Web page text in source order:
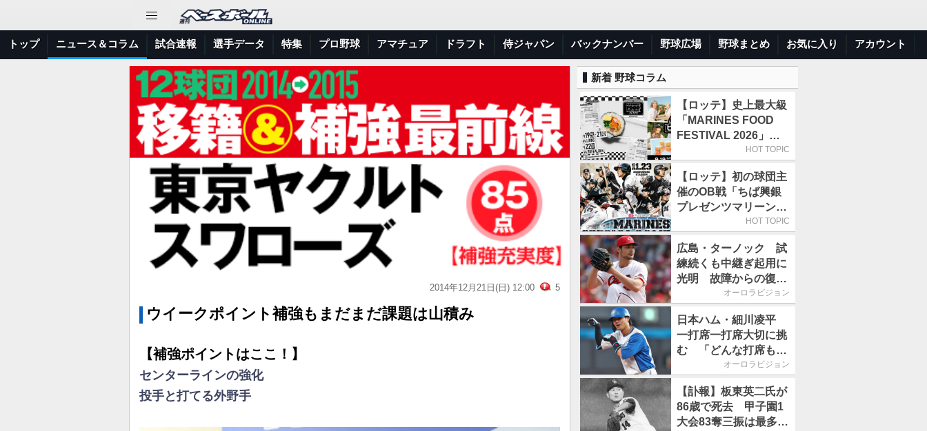
トップ ニュース＆コラム 試合速報 選手データ 特集 プロ野球 アマチュア ドラフト 侍ジャパン バックナンバー 野球広場 野球まとめ お気に入り アカウント
2014年12月21日(日) 12:00 5
ウイークポイント補強もまだまだ課題は山積み
【補強ポイントはここ！】
センターラインの強化
投手と打てる外野手
新着 野球コラム
【ロッテ】史上最大級
「MARINES FOOD
FESTIVAL 2026」第4
弾「KOREAN
日／初日はビール半額
デー
HOT TOPIC
【ロッテ】初の球団主
催のOB戦「ちば興銀
プレゼンツマリーンズ
スペシャルゲーム
催
HOT TOPIC
広島・ターノック 試
練続くも中継ぎ起用に
光明 故障からの復帰
期す／助っ人前半戦通
オーロラビジョン
日本ハム・細川凌平
一打席一打席大切に挑
む 「どんな打席も何
か意味のある打席にし
く！
オーロラビジョン
【訃報】板東英二氏が
86歳で死去 甲子園1
大会83奪三振は最多記